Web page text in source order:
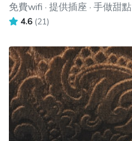
免費wifi · 提供插座 · 手做甜點
4.6 (21)